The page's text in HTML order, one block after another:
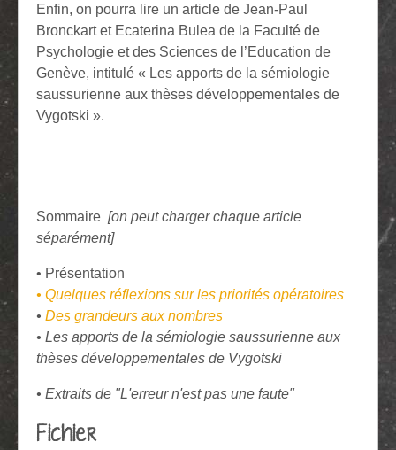
Enfin, on pourra lire un article de Jean-Paul
Bronckart et Ecaterina Bulea de la Faculté de
Psychologie et des Sciences de l’Education de
Genève, intitulé « Les apports de la sémiologie
saussurienne aux thèses développementales de
Vygotski ».
Sommaire [on peut charger chaque article
séparément]
• Présentation
• Quelques réflexions sur les priorités opératoires
• Des grandeurs aux nombres
• Les apports de la sémiologie saussurienne aux
thèses développementales de Vygotski
• Extraits de "L'erreur n'est pas une faute"
Fichier